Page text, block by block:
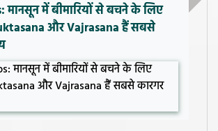
मानसून में बीमारियों से बचने के लिए
और Vajrasana हैं सबसे